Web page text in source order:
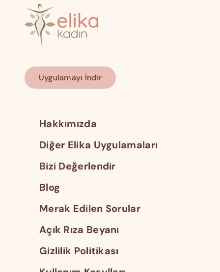
Uygulamayı İndir
Hakkımızda
Diğer Elika Uygulamaları
Bizi Değerlendir
Blog
Merak Edilen Sorular
Açık Rıza Beyanı
Gizlilik Politikası